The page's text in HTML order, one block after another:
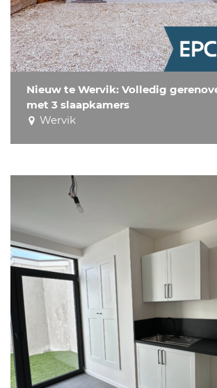
Nieuw te Wervik: Volledig
met 3 slaapkamers
Wervik